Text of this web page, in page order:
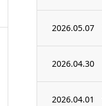
2026.05.07
2026.04.30
2026.04.01